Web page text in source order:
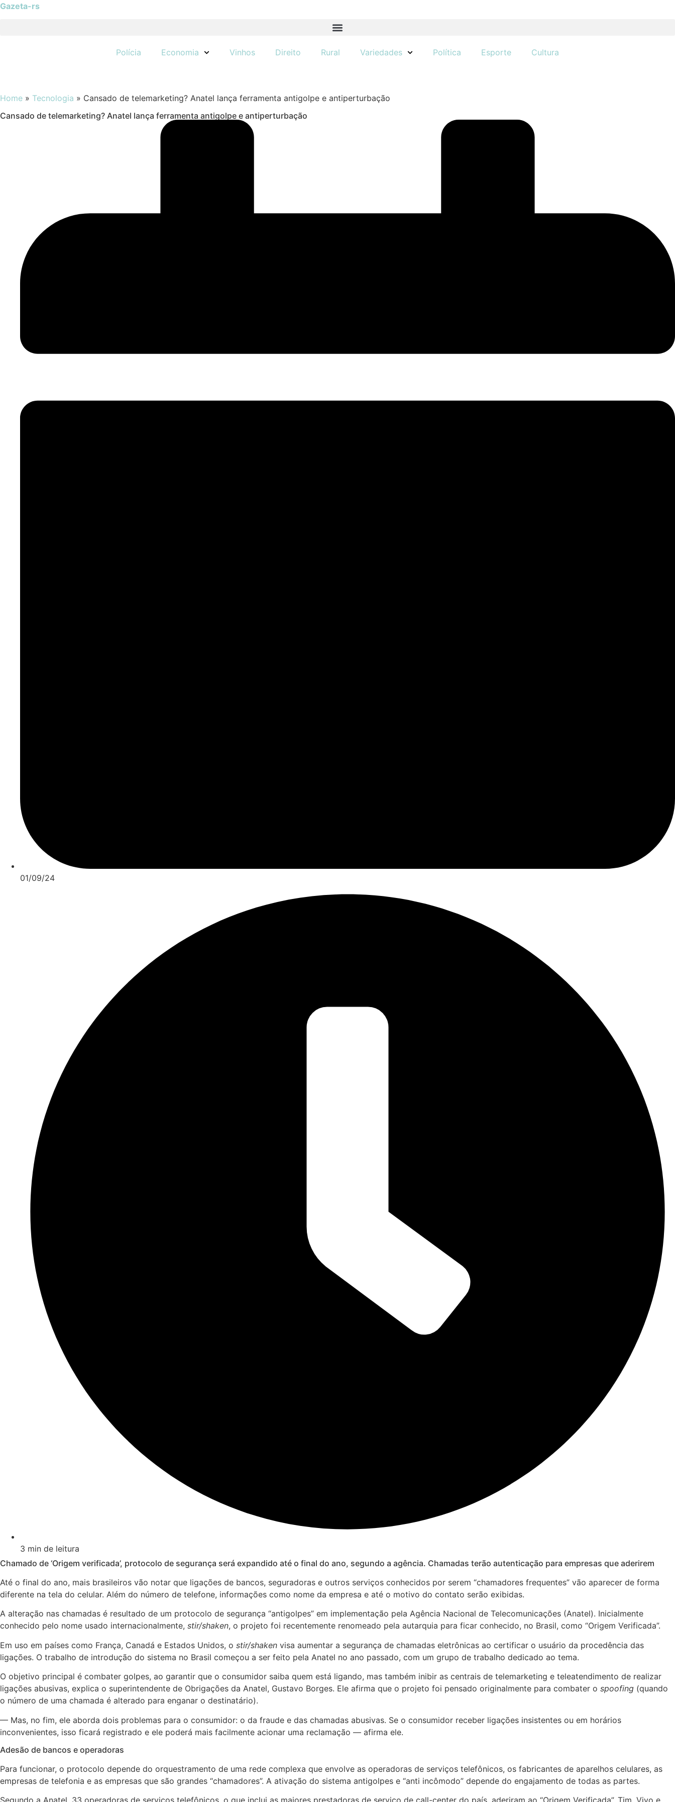
Gazeta-rs
Polícia Economia Vinhos Direito Rural Variedades Política Esporte Cultura
Home » Tecnologia » Cansado de telemarketing? Anatel lança ferramenta antigolpe e antiperturbação
Cansado de telemarketing? Anatel lança ferramenta antigolpe e antiperturbação
01/09/24
3 min de leitura
Chamado de ‘Origem verificada’, protocolo de segurança será expandido até o final do ano, segundo a agência. Chamadas terão autenticação para empresas que aderirem
Até o final do ano, mais brasileiros vão notar que ligações de bancos, seguradoras e outros serviços conhecidos por serem “chamadores frequentes” vão aparecer de forma
diferente na tela do celular. Além do número de telefone, informações como nome da empresa e até o motivo do contato serão exibidas.
A alteração nas chamadas é resultado de um protocolo de segurança “antigolpes” em implementação pela Agência Nacional de Telecomunicações (Anatel). Inicialmente
conhecido pelo nome usado internacionalmente, stir/shaken, o projeto foi recentemente renomeado pela autarquia para ficar conhecido, no Brasil, como “Origem Verificada”.
Em uso em países como França, Canadá e Estados Unidos, o stir/shaken visa aumentar a segurança de chamadas eletrônicas ao certificar o usuário da procedência das
ligações. O trabalho de introdução do sistema no Brasil começou a ser feito pela Anatel no ano passado, com um grupo de trabalho dedicado ao tema.
O objetivo principal é combater golpes, ao garantir que o consumidor saiba quem está ligando, mas também inibir as centrais de telemarketing e teleatendimento de realizar
ligações abusivas, explica o superintendente de Obrigações da Anatel, Gustavo Borges. Ele afirma que o projeto foi pensado originalmente para combater o spoofing (quando
o número de uma chamada é alterado para enganar o destinatário).
— Mas, no fim, ele aborda dois problemas para o consumidor: o da fraude e das chamadas abusivas. Se o consumidor receber ligações insistentes ou em horários
inconvenientes, isso ficará registrado e ele poderá mais facilmente acionar uma reclamação — afirma ele.
Adesão de bancos e operadoras
Para funcionar, o protocolo depende do orquestramento de uma rede complexa que envolve as operadoras de serviços telefônicos, os fabricantes de aparelhos celulares, as
empresas de telefonia e as empresas que são grandes “chamadores”. A ativação do sistema antigolpes e “anti incômodo” depende do engajamento de todas as partes.